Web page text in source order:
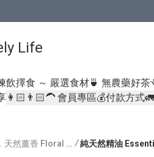
Life
飲擇食 ～ 嚴選食材🍵 無農藥好茶
👩🏻👨🏻‍🦱 會員專區💰付款方式
花水．精油 ．天然薰香 Floral Water, Essential Oil, Aroma /純天然精油